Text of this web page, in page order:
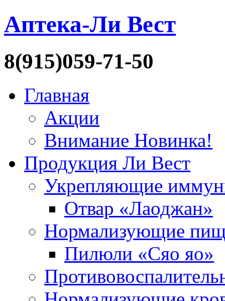
Аптека-Ли Вест
8(915)059-71-50
Главная
Акции
Внимание Новинка!
Продукция Ли Вест
Укрепляющие
Отвар «Лаоджан»
Нормализующие
Пилюли «Сяо яо»